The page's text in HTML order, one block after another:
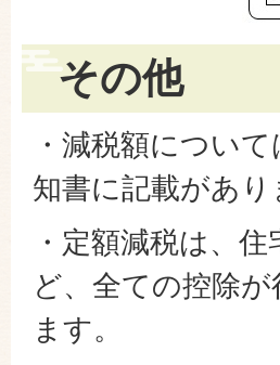
その他
・減税額につい
知書に記載があり
・定額減税は、
ど、全ての控除
ます。